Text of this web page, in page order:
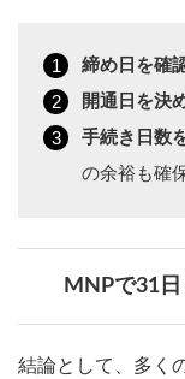
締め日を確
開通日を決
手続き日数
の余裕も確
MNPで31
結論として、多く